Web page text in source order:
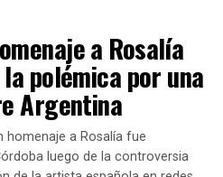
por Soledad Pastorutti ,
Brant, tres reconocidas
juntas para reflejar el
de representar a un país.
a cargo deRodolfo Lugo,
a Rosalía
polémica por una
Argentina
homenaje a Rosalía fue
luego de la controversia